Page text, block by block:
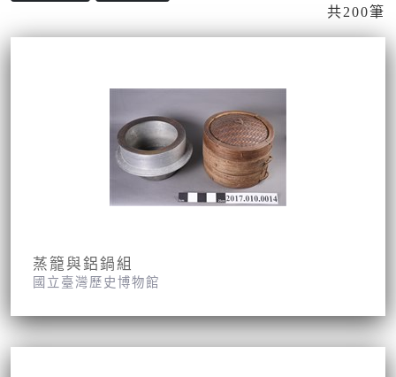
共200筆
蒸籠與鋁鍋組
國立臺灣歷史博物館